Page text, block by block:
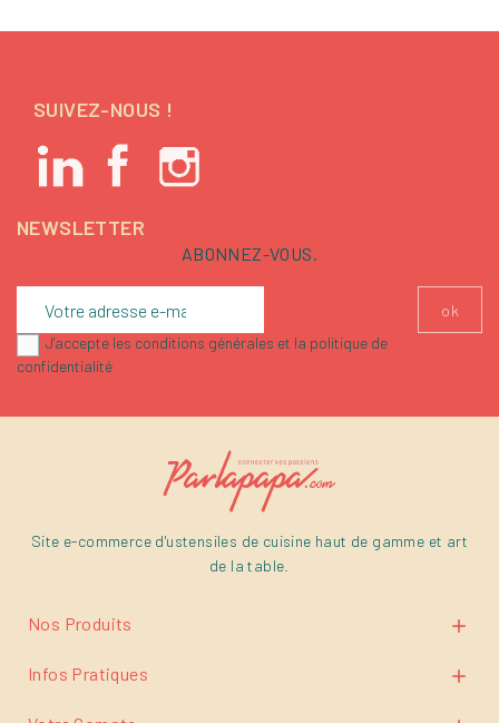
SUIVEZ-NOUS !
NEWSLETTER
ABONNEZ-VOUS.
J'accepte les conditions générales et la politique de
confidentialité
Site e-commerce d'ustensiles de cuisine haut de gamme et art
de la table.
Nos Produits 
Infos Pratiques 